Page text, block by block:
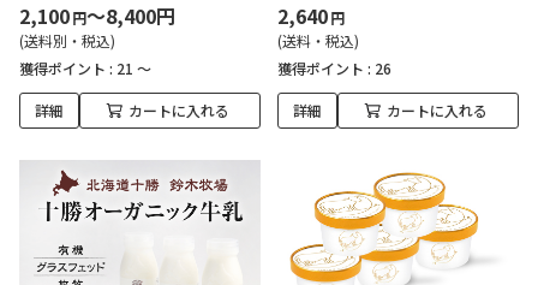
2,100円～8,400円
(送料別・税込)
獲得ポイント : 21 ～
詳細 カートに入れる
2,640円
(送料・税込)
獲得ポイント : 26
詳細 カートに入れる